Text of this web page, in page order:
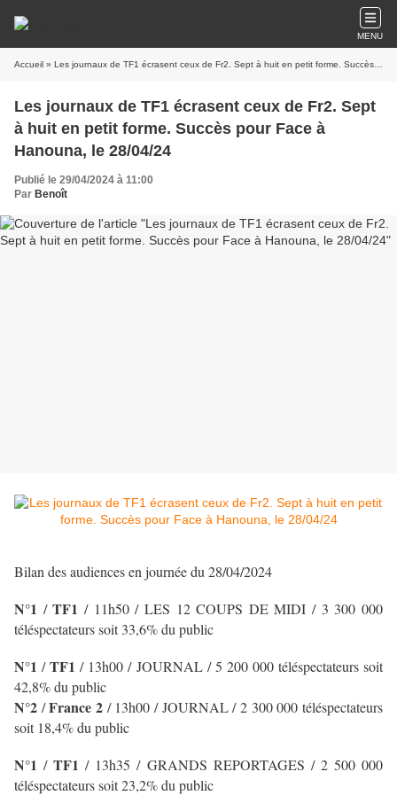
MENU
Accueil » Les journaux de TF1 écrasent ceux de Fr2. Sept à huit en petit forme. Succès pour Face à Hanouna, le 28/04/24
Les journaux de TF1 écrasent ceux de Fr2. Sept
à huit en petit forme. Succès pour Face à
Hanouna, le 28/04/24
Publié le 29/04/2024 à 11:00
Par Benoît
Bilan des audiences en journée du 28/04/2024
N°1 /TF1 / 11h50 / LES 12 COUPS DE MIDI / 3 300 000
téléspectateurs soit 33,6% du public
N°1 /TF1 / 13h00 / JOURNAL / 5 200 000 téléspectateurs soit
42,8% du public
N°2 /France 2 / 13h00 / JOURNAL / 2 300 000 téléspectateurs
soit 18,4% du public
N°1 /TF1 / 13h35 / GRANDS REPORTAGES / 2 500 000
téléspectateurs soit 23,2% du public